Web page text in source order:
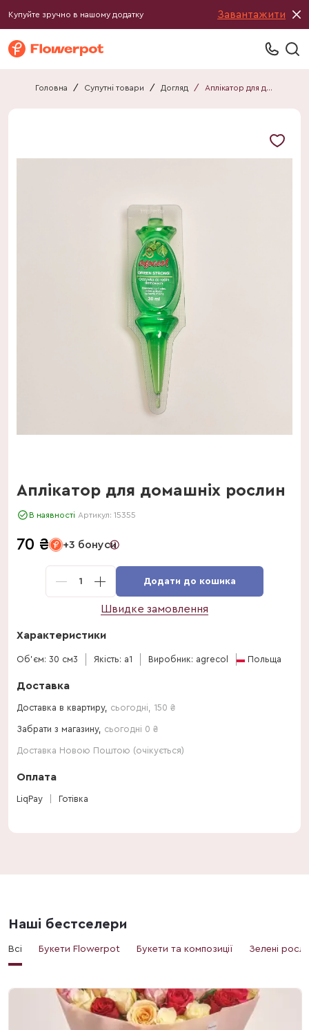
Купуйте зручно в нашому додатку Завантажити
Головна / Супутні товари / Догляд / Аплікатор для домашніх рослин
Аплікатор для домашніх рослин
В наявності Артикул: 15355
70 ₴ +3 бонуси
1 Додати до кошика
Швидке замовлення
Характеристики
Об'єм: 30 см3 Якість: a1 Виробник: agrecol Польща
Доставка
Доставка в квартиру, сьогодні 150 ₴
Забрати з магазину, сьогодні 0 ₴
Доставка Новою Поштою (очікується)
Оплата
LiqPay Готівка
Наші бестселери
Всі Букети Flowerpot Букети та композиції Зелені